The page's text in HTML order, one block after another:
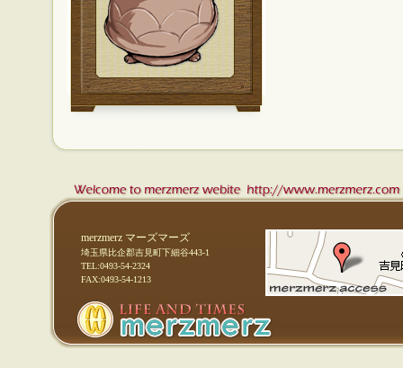
merzmerz マーズマーズ
埼玉県比企郡吉見町下細谷443-1
TEL:0493-54-2324
FAX:0493-54-1213